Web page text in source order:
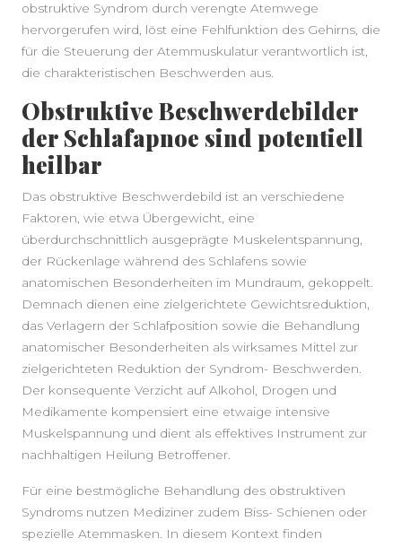
obstruktive Syndrom durch verengte Atemwege
hervorgerufen wird, löst eine Fehlfunktion des Gehirns, die
für die Steuerung der Atemmuskulatur verantwortlich ist,
die charakteristischen Beschwerden aus.
Obstruktive Beschwerdebilder
der Schlafapnoe sind potentiell
heilbar
Das obstruktive Beschwerdebild ist an verschiedene
Faktoren, wie etwa Übergewicht, eine
überdurchschnittlich ausgeprägte Muskelentspannung,
der Rückenlage während des Schlafens sowie
anatomischen Besonderheiten im Mundraum, gekoppelt.
Demnach dienen eine zielgerichtete Gewichtsreduktion,
das Verlagern der Schlafposition sowie die Behandlung
anatomischer Besonderheiten als wirksames Mittel zur
zielgerichteten Reduktion der Syndrom- Beschwerden.
Der konsequente Verzicht auf Alkohol, Drogen und
Medikamente kompensiert eine etwaige intensive
Muskelspannung und dient als effektives Instrument zur
nachhaltigen Heilung Betroffener.
Für eine bestmögliche Behandlung des obstruktiven
Syndroms nutzen Mediziner zudem Biss- Schienen oder
spezielle Atemmasken. In diesem Kontext finden